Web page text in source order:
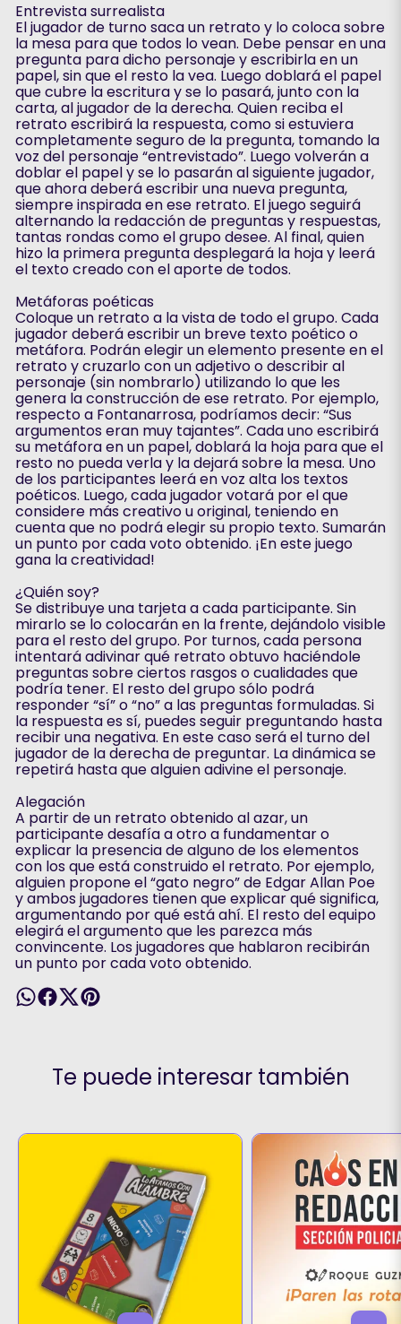
Entrevista surrealista
El jugador de turno saca un retrato y lo coloca sobre
la mesa para que todos lo vean. Debe pensar en una
pregunta para dicho personaje y escribirla en un
papel, sin que el resto la vea. Luego doblará el papel
que cubre la escritura y se lo pasará, junto con la
carta, al jugador de la derecha. Quien reciba el
retrato escribirá la respuesta, como si estuviera
completamente seguro de la pregunta, tomando la
voz del personaje “entrevistado”. Luego volverán a
doblar el papel y se lo pasarán al siguiente jugador,
que ahora deberá escribir una nueva pregunta,
siempre inspirada en ese retrato. El juego seguirá
alternando la redacción de preguntas y respuestas,
tantas rondas como el grupo desee. Al final, quien
hizo la primera pregunta desplegará la hoja y leerá
el texto creado con el aporte de todos.
Metáforas poéticas
Coloque un retrato a la vista de todo el grupo. Cada
jugador deberá escribir un breve texto poético o
metáfora. Podrán elegir un elemento presente en el
retrato y cruzarlo con un adjetivo o describir al
personaje (sin nombrarlo) utilizando lo que les
genera la construcción de ese retrato. Por ejemplo,
respecto a Fontanarrosa, podríamos decir: “Sus
argumentos eran muy tajantes”. Cada uno escribirá
su metáfora en un papel, doblará la hoja para que el
resto no pueda verla y la dejará sobre la mesa. Uno
de los participantes leerá en voz alta los textos
poéticos. Luego, cada jugador votará por el que
considere más creativo u original, teniendo en
cuenta que no podrá elegir su propio texto. Sumarán
un punto por cada voto obtenido. ¡En este juego
gana la creatividad!
¿Quién soy?
Se distribuye una tarjeta a cada participante. Sin
mirarlo se lo colocarán en la frente, dejándolo visible
para el resto del grupo. Por turnos, cada persona
intentará adivinar qué retrato obtuvo haciéndole
preguntas sobre ciertos rasgos o cualidades que
podría tener. El resto del grupo sólo podrá
responder “sí” o “no” a las preguntas formuladas. Si
la respuesta es sí, puedes seguir preguntando hasta
recibir una negativa. En este caso será el turno del
jugador de la derecha de preguntar. La dinámica se
repetirá hasta que alguien adivine el personaje.
Alegación
A partir de un retrato obtenido al azar, un
participante desafía a otro a fundamentar o
explicar la presencia de alguno de los elementos
con los que está construido el retrato. Por ejemplo,
alguien propone el “gato negro” de Edgar Allan Poe
y ambos jugadores tienen que explicar qué significa,
argumentando por qué está ahí. El resto del equipo
elegirá el argumento que les parezca más
convincente. Los jugadores que hablaron recibirán
un punto por cada voto obtenido.
Te puede interesar también